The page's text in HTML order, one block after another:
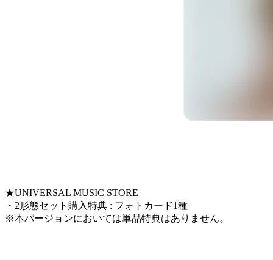
★UNIVERSAL MUSIC STORE
・2形態セット購入特典 : フォトカード1種
※本バージョンにおいては単品特典はありません。